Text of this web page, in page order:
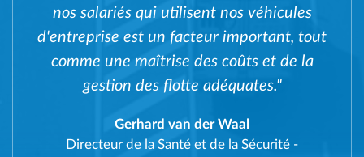
nos salariés qui utilisent nos véhicules
d'entreprise est un facteur important, tout
comme une maîtrise des coûts et de la
gestion des flotte adéquates."
Gerhard van der Waal
Directeur de la Santé et de la Sécurité -